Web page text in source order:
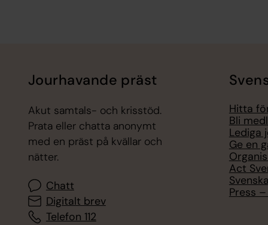
Jourhavande präst
Akut samtals- och krisstöd.
Prata eller chatta anonymt
med en präst på kvällar och
nätter.
Chatt
Digitalt brev
Telefon 112
Hitta
Bli
Lediga
Ge en
Act
Press